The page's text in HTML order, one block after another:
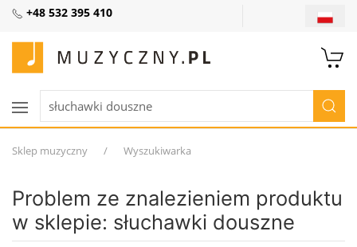
+48 532 395 410
Sklep muzyczny Wyszukiwarka
Problem ze znalezieniem produktu
w sklepie: słuchawki douszne